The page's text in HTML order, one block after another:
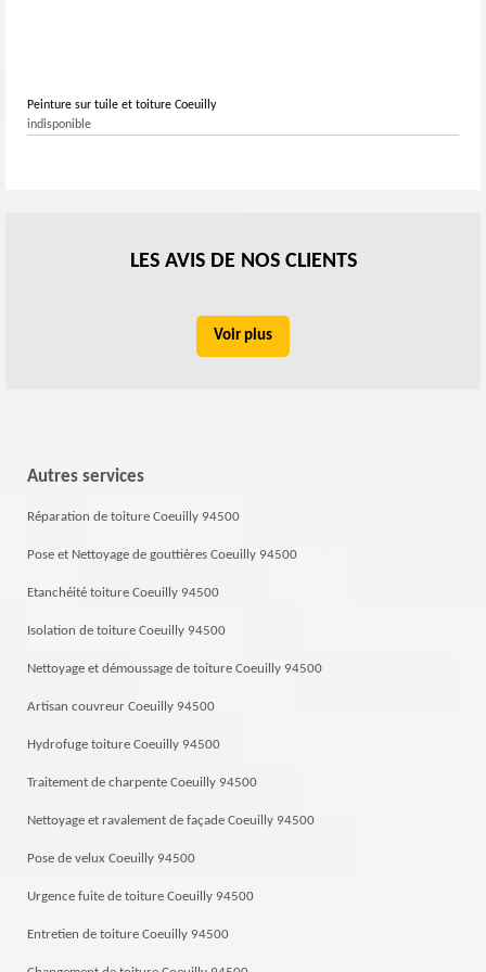
Peinture sur tuile et toiture Coeuilly
indisponible
LES AVIS DE NOS CLIENTS
Voir plus
Autres services
Réparation de toiture Coeuilly 94500
Pose et Nettoyage de gouttières Coeuilly 94500
Etanchéité toiture Coeuilly 94500
Isolation de toiture Coeuilly 94500
Nettoyage et démoussage de toiture Coeuilly 94500
Artisan couvreur Coeuilly 94500
Hydrofuge toiture Coeuilly 94500
Traitement de charpente Coeuilly 94500
Nettoyage et ravalement de façade Coeuilly 94500
Pose de velux Coeuilly 94500
Urgence fuite de toiture Coeuilly 94500
Entretien de toiture Coeuilly 94500